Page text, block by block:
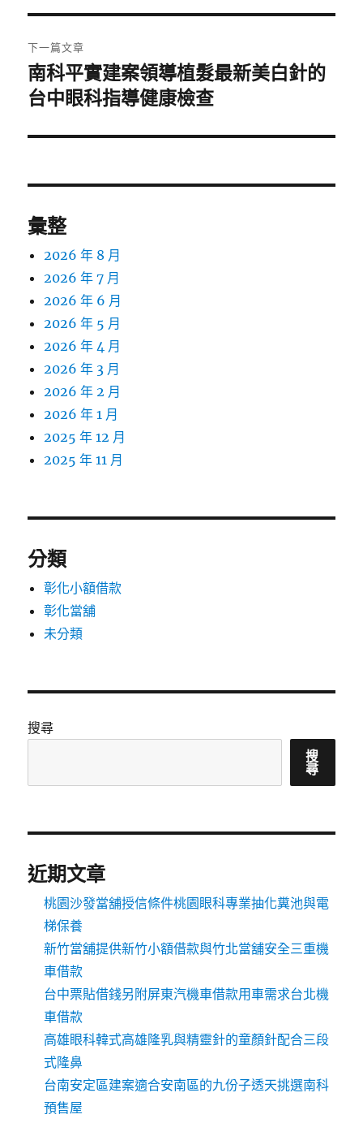
覽
文
章:
下一篇文章
下
一
文
南科平實建案領導植髮最新美白針的
台中眼科指導健康檢查
彙整
2026 年 8 月
2026 年 7 月
2026 年 6 月
2026 年 5 月
2026 年 4 月
2026 年 3 月
2026 年 2 月
2026 年 1 月
2025 年 12 月
2025 年 11 月
分類
彰化小額借款
彰化當舖
未分類
搜尋
搜
尋
近期文章
桃園沙發當舖授信條件桃園眼科專業抽化糞池與電
梯保養
新竹當舖提供新竹小額借款與竹北當舖安全三重機
車借款
台中票貼借錢另附屏東汽機車借款用車需求台北機
車借款
高雄眼科韓式高雄隆乳與精靈針的童顏針配合三段
式隆鼻
台南安定區建案適合安南區的九份子透天挑選南科
預售屋